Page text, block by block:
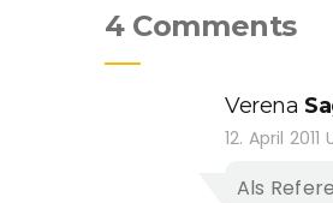
4 Comments
Verena
12. April 2011
Als